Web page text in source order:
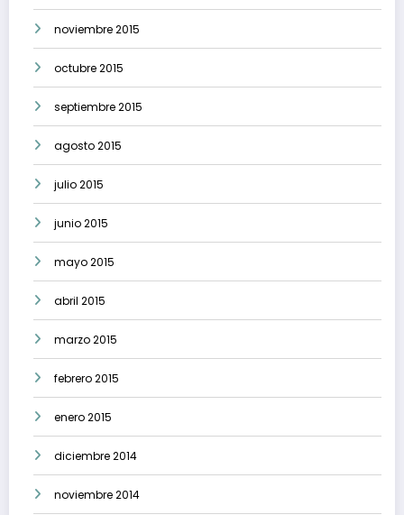
noviembre 2015
octubre 2015
septiembre 2015
agosto 2015
julio 2015
junio 2015
mayo 2015
abril 2015
marzo 2015
febrero 2015
enero 2015
diciembre 2014
noviembre 2014